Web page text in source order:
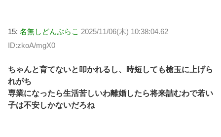
15: 名無しどんぶらこ 2025/11/06(木) 10:38:04.62
ID:zkoA/mgX0
ちゃんと育てないと叩かれるし、時短しても槍玉に上げら
れがち
専業になったら生活苦しいわ離婚したら将来詰むわで若い
子は不安しかないだろね